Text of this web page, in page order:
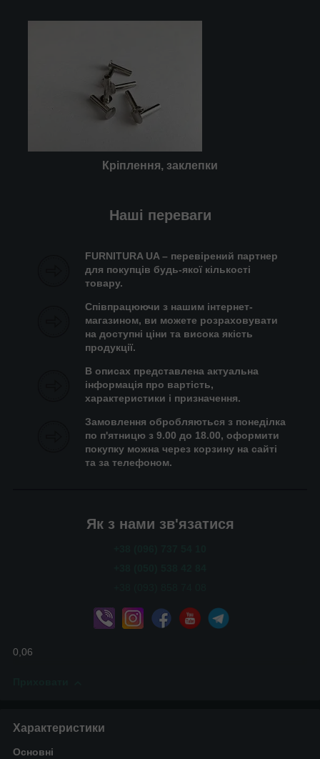
Кріплення, заклепки
Наші переваги
FURNITURA UA – перевірений партнер
для покупців будь-якої кількості
товару.
Співпрацюючи з нашим інтернет-
магазином, ви можете розраховувати
на доступні ціни та висока якість
продукції.
В описах представлена актуальна
інформація про вартість,
характеристики і призначення.
Замовлення обробляються з понеділка
по п'ятницю з 9.00 до 18.00, оформити
покупку можна через корзину на сайті
та за телефоном.
Як з нами зв'язатися
0,06
Характеристики
Основні